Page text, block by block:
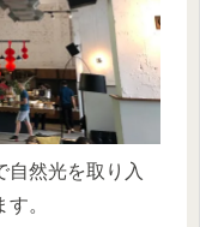
自然光を取り入
。